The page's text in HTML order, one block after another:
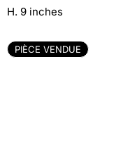
H. 9 inches
PIÈCE VENDUE